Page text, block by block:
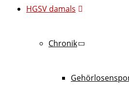
HGSV damals
Chronik